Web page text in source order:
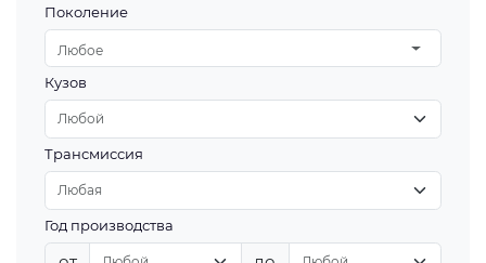
Поколение
Любое
Кузов
Трансмиссия
Год производства